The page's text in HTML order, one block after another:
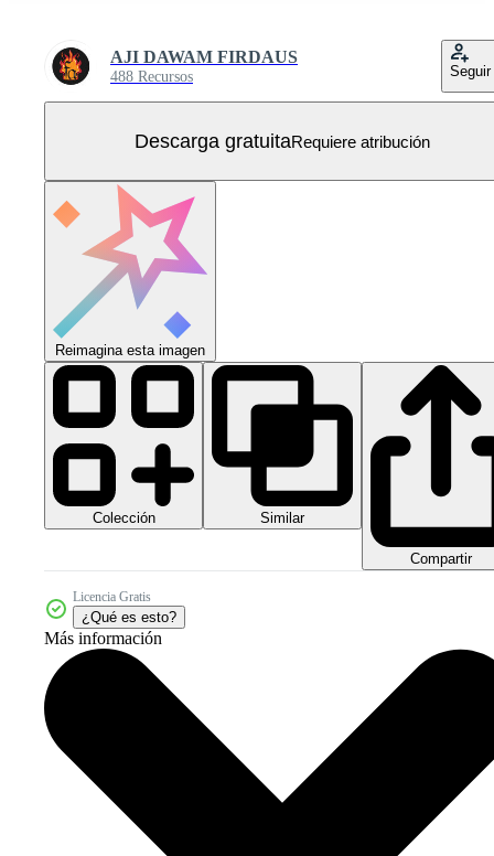
AJI DAWAM FIRDAUS
488 Recursos Seguir
Descarga gratuitaRequiere atribución
Reimagina esta imagen
Colección Similar
Compartir
Licencia Gratis
¿Qué es esto?
Más información